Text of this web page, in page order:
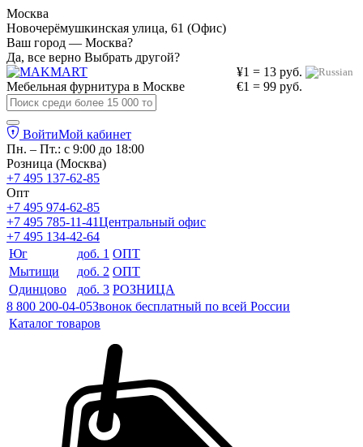
Москва
Новочерёмушкинская улица, 61 (Офис)
Ваш город — Москва?
Да, все верно Выбрать другой?
¥1 = 13 руб.
€1 = 99 руб.
Мебельная фурнитура в Москве
ВойтиМой кабинет
Пн. – Пт.: с 9:00 до 18:00
Розница (Москва)
+7 495 137-62-85
Опт
+7 495 974-62-85
+7 495 785-11-41Центральный офис
+7 495 134-42-64
Юг
доб. 1 ОПТ
Мытищи
доб. 2 ОПТ
Одинцово
доб. 3 РОЗНИЦА
8 800 200-04-05Звонок бесплатный по всей России
Каталог товаров